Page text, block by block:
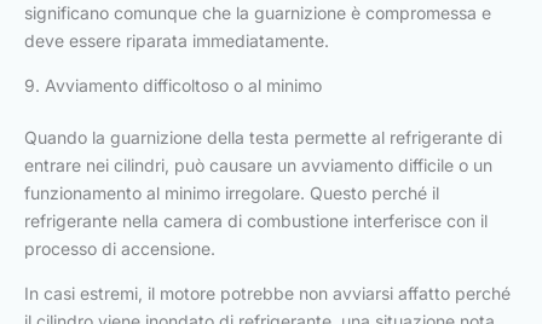
significano comunque che la guarnizione è compromessa e
deve essere riparata immediatamente.
9. Avviamento difficoltoso o al minimo
Quando la guarnizione della testa permette al refrigerante di
entrare nei cilindri, può causare un avviamento difficile o un
funzionamento al minimo irregolare. Questo perché il
refrigerante nella camera di combustione interferisce con il
processo di accensione.
In casi estremi, il motore potrebbe non avviarsi affatto perché